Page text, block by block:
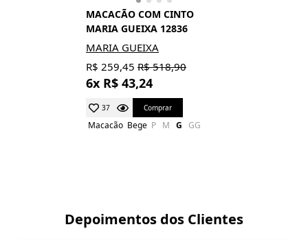
MACACÃO COM CINTO
MARIA GUEIXA 12836
MARIA GUEIXA
R$ 259,45 R$ 518,90
6x R$ 43,24
37 Comprar
Macacão Bege P M G GG
Depoimentos dos Clientes